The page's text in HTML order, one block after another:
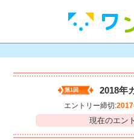
第1回 2018年
エントリー締切:
現在のエン